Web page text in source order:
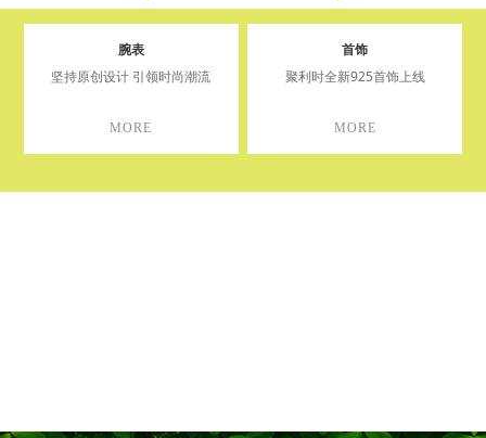
腕表
坚持原创设计 引领时尚潮流
MORE
首饰
聚利时全新925首饰上线
MORE